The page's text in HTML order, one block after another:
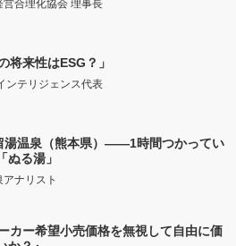
営合理化協会 理事長
将来性はESG？」
ンテリジェンス代表
温泉（熊本県）――1時間つかってい
ぬる湯」
ナリスト
ー希望小売価格を無視して自由に価